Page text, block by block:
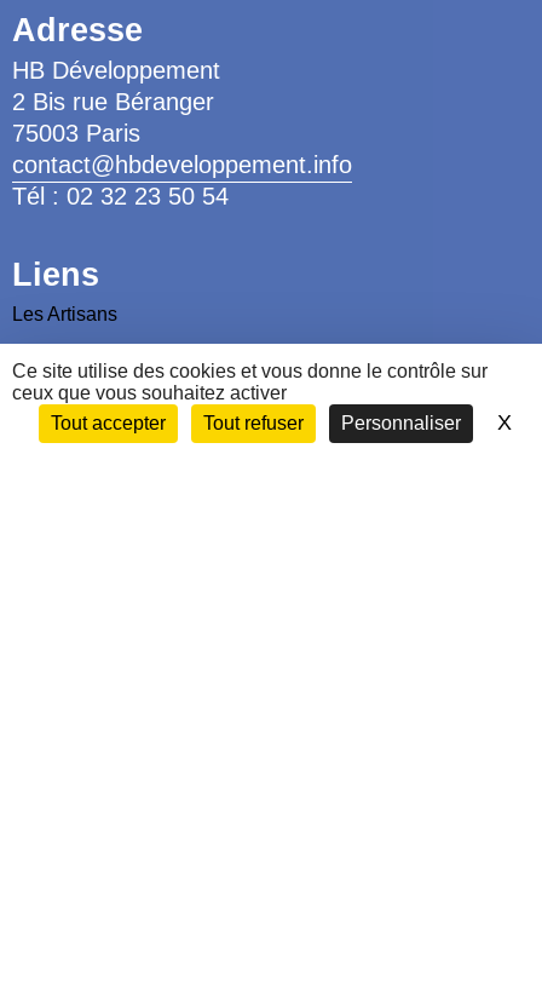
Ce site utilise des cookies et vous donne le contrôle sur
ceux que vous souhaitez activer
Tout accepter
Tout refuser Personnaliser X
Adresse
HB Développement
2 Bis rue Béranger
75003 Paris
contact@hbdeveloppement.info
Tél : 02 32 23 50 54
Liens
Les Artisans
Nous contacter